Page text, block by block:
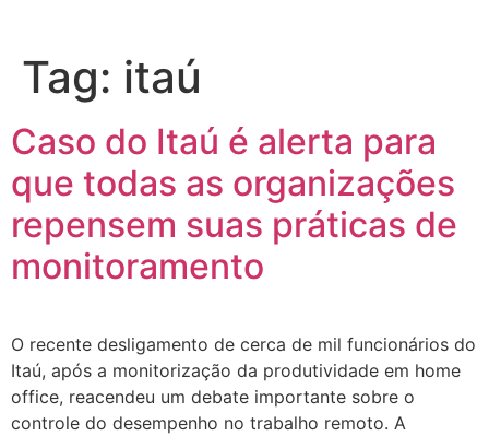
Tag: itaú
Caso do Itaú é alerta para
que todas as organizações
repensem suas práticas de
monitoramento
O recente desligamento de cerca de mil funcionários do
Itaú, após a monitorização da produtividade em home
office, reacendeu um debate importante sobre o
controle do desempenho no trabalho remoto. A